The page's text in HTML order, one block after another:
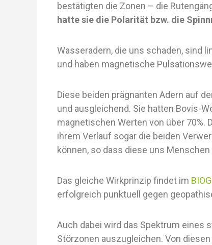
bestätigten die Zonen – die
hatte sie die Polarität bzw. die
Wasseradern, die uns schaden, sind
und haben magnetische
Diese beiden prägnanten Adern auf
und ausgleichend. Sie hatten Bovis-
magnetischen Werten von über 70%.
ihrem Verlauf sogar die beiden
können, so dass diese uns
Das gleiche Wirkprinzip findet im
erfolgreich punktuell gegen
Auch dabei wird das Spektrum eines
Störzonen auszugleichen. Von